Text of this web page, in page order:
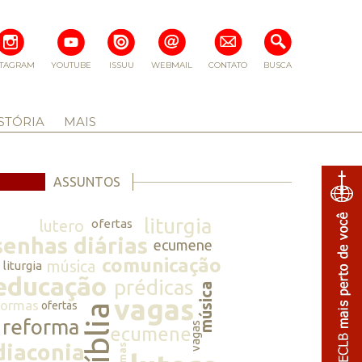
BUSCA
CONTATO
WEBMAIL
ISSUU
YOUTUBE
MAIS
ASSUNTOS
lutero ofertas liturgia
diárias ecumene
liturgia música comunicação
prédicasmúsica
ofertasbíbliavagas
reforma ecumenevagas